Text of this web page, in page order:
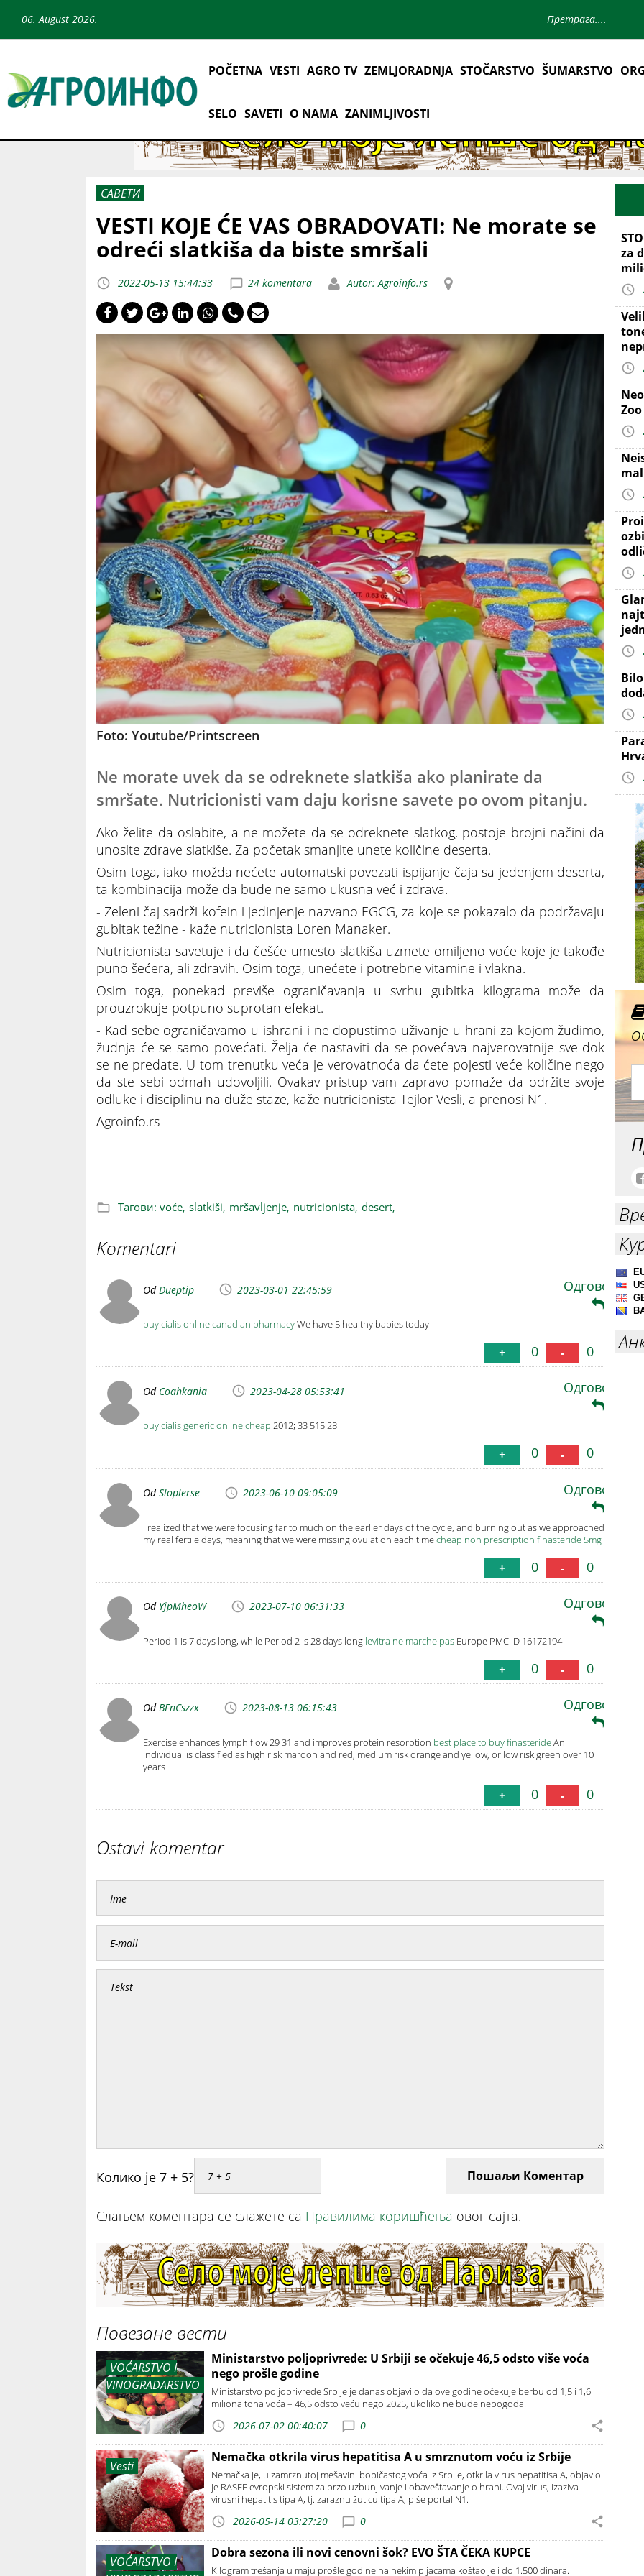
06. August 2026.
POČETNA VESTI AGRO TV ZEMLJORADNJA STOČARSTVO ŠUMARSTVO
SELO SAVETI O NAMA ZANIMLJIVOSTI
САВЕТИ
VESTI KOJE ĆE VAS OBRADOVATI: Ne morate se
odreći slatkiša da biste smršali
2022-05-13 15:44:33 24 komentara Autor: Agroinfo.rs
Foto: Youtube/Printscreen
Ne morate uvek da se odreknete slatkiša ako planirate da
smršate. Nutricionisti vam daju korisne savete po ovom pitanju.
Ako želite da oslabite, a ne možete da se odreknete slatkog, postoje brojni načini da
unosite zdrave slatkiše. Za početak smanjite unete količine deserta.
Osim toga, iako možda nećete automatski povezati ispijanje čaja sa jedenjem deserta,
ta kombinacija može da bude ne samo ukusna već i zdrava.
- Zeleni čaj sadrži kofein i jedinjenje nazvano EGCG, za koje se pokazalo da podržavaju
gubitak težine - kaže nutricionista Loren Manaker.
Nutricionista savetuje i da češće umesto slatkiša uzmete omiljeno voće koje je takođe
puno šećera, ali zdravih. Osim toga, unećete i potrebne vitamine i vlakna.
Osim toga, ponekad previše ograničavanja u svrhu gubitka kilograma može da
prouzrokuje potpuno suprotan efekat.
- Kad sebe ograničavamo u ishrani i ne dopustimo uživanje u hrani za kojom žudimo,
žudnja će se samo povećati. Želja će nastaviti da se povećava najverovatnije sve dok
se ne predate. U tom trenutku veća je verovatnoća da ćete pojesti veće količine nego
da ste sebi odmah udovoljili. Ovakav pristup vam zapravo pomaže da održite svoje
odluke i disciplinu na duže staze, kaže nutricionista Tejlor Vesli, a prenosi N1.
Agroinfo.rs
Тагови: voće, slatkiši, mršavljenje, nutricionista, desert,
Komentari
Od Dueptip 2023-03-01 22:45:59 Одговори
buy cialis online canadian pharmacyWe have 5 healthy babies today
+ 0 - 0
Od Coahkania 2023-04-28 05:53:41 Одговори
buy cialis generic online cheap 2012; 33 515 28
+ 0 - 0
OdSloplerse 2023-06-10 09:05:09 Одговори
I realized that we were focusing far to much on the earlier days of the cycle, and burning out as we approached
my real fertile days, meaning that we were missing ovulation each timecheap non prescription finasteride 5mg
+ 0 - 0
Od YjpMheoW 2023-07-10 06:31:33 Одговори
Period 1 is 7 days long, while Period 2 is 28 days long levitra ne marche pas Europe PMC ID 16172194
+ 0 - 0
OdBFnCszzx 2023-08-13 06:15:43 Одговори
Exercise enhances lymph flow 29 31 and improves protein resorption best place to buy finasterideAn
individual is classified as high risk maroon and red, medium risk orange and yellow, or low risk green over 10
years
+ 0 - 0
Ostavi komentar
Колико је 7 + 5? Пошаљи Коментар
Слањем коментара се слажете са Правилима коришћења овог сајта.
Повезане вести
VOĆARSTVO I
VINOGRADARSTVO
Ministarstvo poljoprivrede: U Srbiji se očekuje 46,5 odsto više voća
nego prošle godine
Ministarstvo poljoprivrede Srbije je danas objavilo da ove godine očekuje berbu od 1,5 i 1,6
miliona tona voća – 46,5 odsto veću nego 2025, ukoliko ne bude nepogoda.
2026-07-02 00:40:07 0
Vesti
Nemačka otkrila virus hepatitisa A u smrznutom voću iz Srbije
Nemačka je, u zamrznutoj mešavini bobičastog voća iz Srbije, otkrila virus hepatitisa A, objavio
je RASFF evropski sistem za brzo uzbunjivanje i obaveštavanje o hrani. Ovaj virus, izaziva
virusni hepatitis tipa A, tj. zaraznu žuticu tipa A, piše portal N1.
2026-05-14 03:27:20 0
VOĆARSTVO I
Dobra sezona ili novi cenovni šok? EVO ŠTA ČEKA KUPCE
Kilogram trešanja u maju prošle godine na nekim pijacama koštao je i do 1.500 dinara.
za